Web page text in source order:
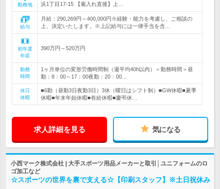
勤務地
浜1丁目17-15 【雇入れ直後】上…
給与
月給：290,269円～400,000円※経験・能力を考慮し、ご相談の
上、決定いたします。※上記給与には一律手当を含…
初年度
年収
390万円～520万円
勤務
時間
1ヶ月単位の変形労働時間制（週平均40h以内）＜勤務時間＞昼
勤：8：00～17：00夜勤：20：00…
休日
休暇
■6勤（昼勤3日夜勤3日）3休（曜日はシフト制）■GW休暇■夏季
休暇■年末年始休暇■有給休暇■慶弔休…
求人詳細を見る 気になる
小西マーク株式会社 | 大手スポーツ用品メーカーと取引│ユニフォームのロ
ゴ加工など
☆スポーツの世界を裏で支える☆【印刷スタッフ】※土日祝休み